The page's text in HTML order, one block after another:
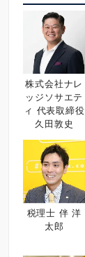
株式会社ナレ
ッジソサエテ
ィ 代表取締役
久田敦史
税理士 伴 洋
太郎